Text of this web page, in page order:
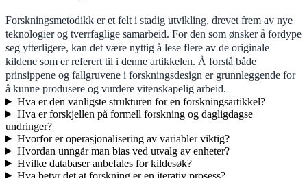
Forskningsmetodikk er et felt i stadig utvikling, drevet frem av nye
teknologier og tverrfaglige samarbeid. For den som ønsker å fordype
seg ytterligere, kan det være nyttig å lese flere av de originale
kildene som er referert til i denne artikkelen. Å forstå både
prinsippene og fallgruvene i forskningsdesign er grunnleggende for
å kunne produsere og vurdere vitenskapelig arbeid.
Hva er den vanligste strukturen for en forskningsartikkel?
Hva er forskjellen på formell forskning og dagligdagse
undringer?
Hvorfor er operasjonalisering av variabler viktig?
Hvordan unngår man bias ved utvalg av enheter?
Hvilke databaser anbefales for kildesøk?
Hva betyr det at forskning er en iterativ prosess?